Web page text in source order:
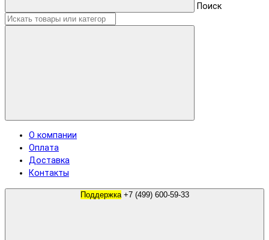
Поиск
О компании
Оплата
Доставка
Контакты
Поддержка +7 (499) 600-59-33